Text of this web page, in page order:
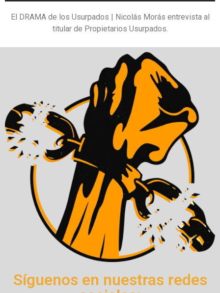
El DRAMA de los Usurpados | Nicolás Morás entrevista al
titular de Propietarios Usurpados.
Síguenos en nuestras redes